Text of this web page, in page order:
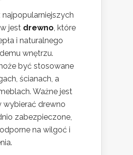
jest drewno, które
i naturalnego
wnętrzu.
być stosowane
ścianach, a
Ważne jest
wybierać drewno
zabezpieczone,
na wilgoć i